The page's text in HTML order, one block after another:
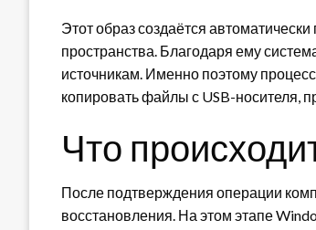
Этот образ создаётся
пространства. Благодаря ему
источникам. Именно поэтому
копировать файлы с USB-носителя,
Что
После подтверждения операции
восстановления. На этом этапе